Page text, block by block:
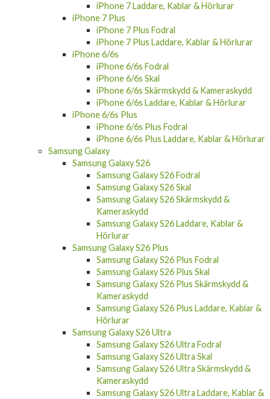
iPhone 7 Laddare, Kablar & Hörlurar
iPhone 7 Plus
iPhone 7 Plus Fodral
iPhone 7 Plus Laddare, Kablar & Hörlurar
iPhone 6/6s
iPhone 6/6s Fodral
iPhone 6/6s Skal
iPhone 6/6s Skärmskydd & Kameraskydd
iPhone 6/6s Laddare, Kablar & Hörlurar
iPhone 6/6s Plus
iPhone 6/6s Plus Fodral
iPhone 6/6s Plus Laddare, Kablar & Hörlurar
Samsung Galaxy
Samsung Galaxy S26
Samsung Galaxy S26 Fodral
Samsung Galaxy S26 Skal
Samsung Galaxy S26 Skärmskydd &
Kameraskydd
Samsung Galaxy S26 Laddare, Kablar &
Hörlurar
Samsung Galaxy S26 Plus
Samsung Galaxy S26 Plus Fodral
Samsung Galaxy S26 Plus Skal
Samsung Galaxy S26 Plus Skärmskydd &
Kameraskydd
Samsung Galaxy S26 Plus Laddare, Kablar &
Hörlurar
Samsung Galaxy S26 Ultra
Samsung Galaxy S26 Ultra Fodral
Samsung Galaxy S26 Ultra Skal
Samsung Galaxy S26 Ultra Skärmskydd &
Kameraskydd
Samsung Galaxy S26 Ultra Laddare, Kablar &